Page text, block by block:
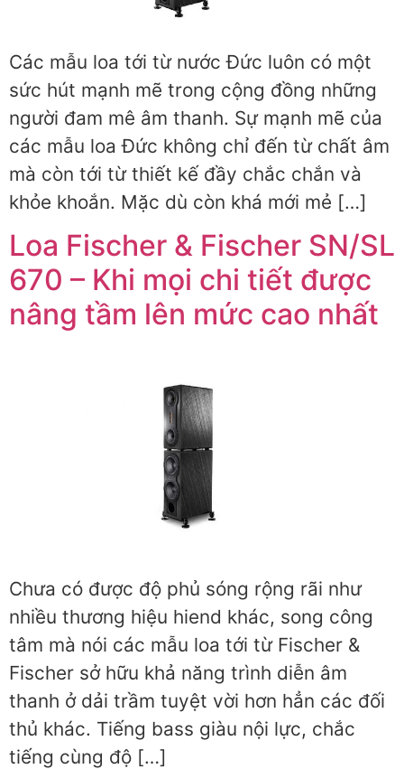
Các mẫu loa tới từ nước Đức luôn có một
sức hút mạnh mẽ trong cộng đồng những
người đam mê âm thanh. Sự mạnh mẽ của
các mẫu loa Đức không chỉ đến từ chất âm
mà còn tới từ thiết kế đầy chắc chắn và
khỏe khoắn. Mặc dù còn khá mới mẻ […]
Loa Fischer & Fischer SN/SL
670 – Khi mọi chi tiết được
nâng tầm lên mức cao nhất
Chưa có được độ phủ sóng rộng rãi như
nhiều thương hiệu hiend khác, song công
tâm mà nói các mẫu loa tới từ Fischer &
Fischer sở hữu khả năng trình diễn âm
thanh ở dải trầm tuyệt vời hơn hẳn các đối
thủ khác. Tiếng bass giàu nội lực, chắc
tiếng cùng độ […]